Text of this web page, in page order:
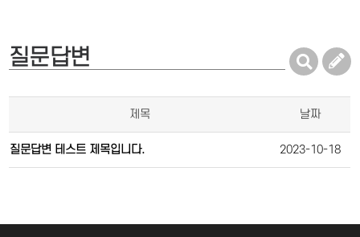
질문답변
제목 날짜
질문답변 테스트 제목입니다. 2023-10-18